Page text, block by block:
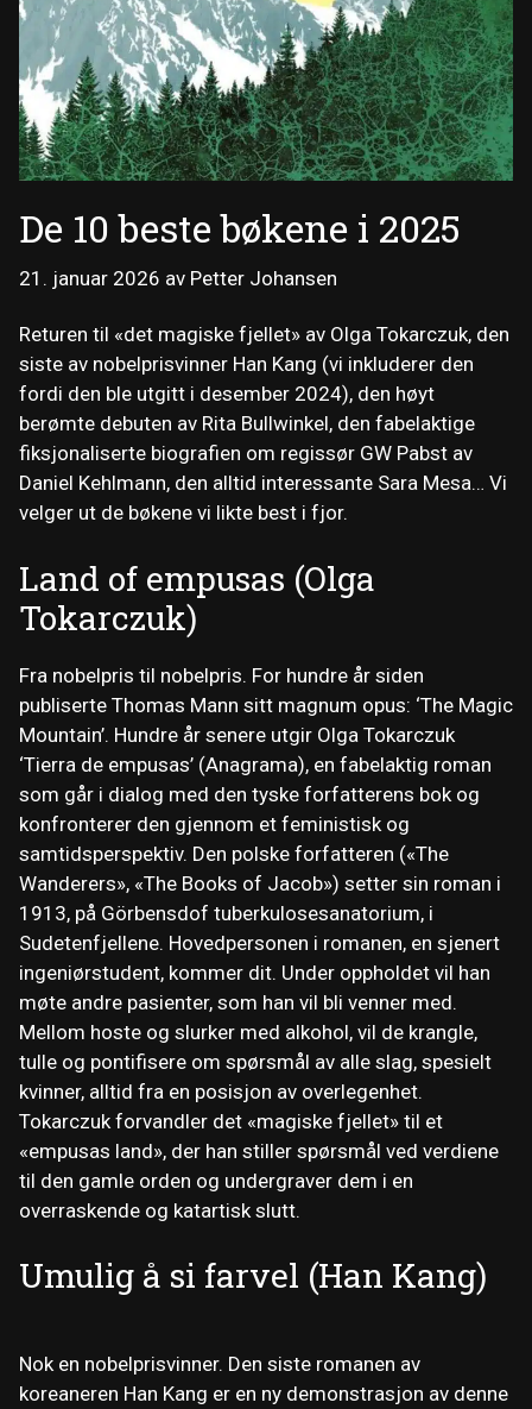
De 10 beste bøkene i 2025
21. januar 2026 av Petter Johansen
Returen til «det magiske fjellet» av Olga Tokarczuk, den
siste av nobelprisvinner Han Kang (vi inkluderer den
fordi den ble utgitt i desember 2024), den høyt
berømte debuten av Rita Bullwinkel, den fabelaktige
fiksjonaliserte biografien om regissør GW Pabst av
Daniel Kehlmann, den alltid interessante Sara Mesa… Vi
velger ut de bøkene vi likte best i fjor.
Land of empusas (Olga
Tokarczuk)
Fra nobelpris til nobelpris. For hundre år siden
publiserte Thomas Mann sitt magnum opus: ‘The Magic
Mountain’. Hundre år senere utgir Olga Tokarczuk
‘Tierra de empusas’ (Anagrama), en fabelaktig roman
som går i dialog med den tyske forfatterens bok og
konfronterer den gjennom et feministisk og
samtidsperspektiv. Den polske forfatteren («The
Wanderers», «The Books of Jacob») setter sin roman i
1913, på Görbensdof tuberkulosesanatorium, i
Sudetenfjellene. Hovedpersonen i romanen, en sjenert
ingeniørstudent, kommer dit. Under oppholdet vil han
møte andre pasienter, som han vil bli venner med.
Mellom hoste og slurker med alkohol, vil de krangle,
tulle og pontifisere om spørsmål av alle slag, spesielt
kvinner, alltid fra en posisjon av overlegenhet.
Tokarczuk forvandler det «magiske fjellet» til et
«empusas land», der han stiller spørsmål ved verdiene
til den gamle orden og undergraver dem i en
overraskende og katartisk slutt.
Umulig å si farvel (Han Kang)
Nok en nobelprisvinner. Den siste romanen av
koreaneren Han Kang er en ny demonstrasjon av denne